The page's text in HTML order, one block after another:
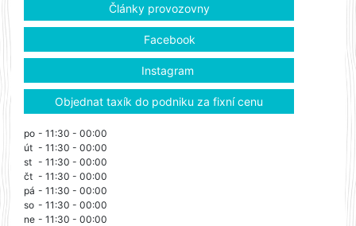
Články provozovny
Facebook
Instagram
Objednat taxík do podniku za fixní cenu
po - 11:30 - 00:00
út - 11:30 - 00:00
st - 11:30 - 00:00
čt - 11:30 - 00:00
pá - 11:30 - 00:00
so - 11:30 - 00:00
ne - 11:30 - 00:00